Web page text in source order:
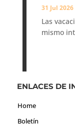
31 Jul 2026
Las
mismo
ENLACES DE
Home
Boletín